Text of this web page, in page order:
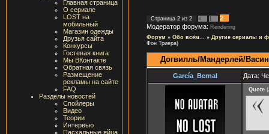
Главная страница
О сериале
LOST на
мобильный
Магазин одежды
Друзья сайта
Конкурсы
Гостевая книга
Мы ВКонтакте
Обратная связь
Размещение
рекламы на сайте
FAQ
Разделы новостей
Спойлеры
Видео
Теории
Интервью
Пасхальные яйца
Страница 2 из 2 « 1
2
Модератор форума: Rendering
Форум » Обо всём... » Другие сериалы и
Фон Триера)
Догвилль/Мандерлей/
García_Bernal Дата:
Quote (